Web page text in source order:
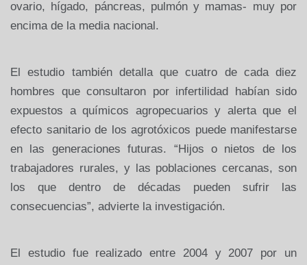
ovario, hígado, páncreas, pulmón y mamas- muy por
encima de la media nacional.
El estudio también detalla que cuatro de cada diez
hombres que consultaron por infertilidad habían sido
expuestos a químicos agropecuarios y alerta que el
efecto sanitario de los agrotóxicos puede manifestarse
en las generaciones futuras. “Hijos o nietos de los
trabajadores rurales, y las poblaciones cercanas, son
los que dentro de
décadas pueden sufrir las
consecuencias”, advierte la investigación.
El estudio fue realizado entre 2004 y 2007 por un